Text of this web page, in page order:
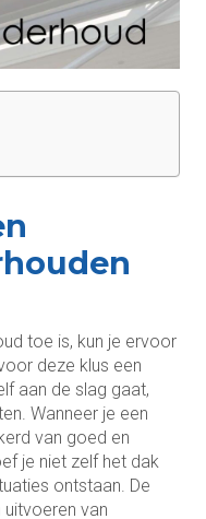
toe is, kun je ervoor
deze klus een
aan de slag gaat,
Wanneer je een
van goed en
je niet zelf het dak
ontstaan. De
van